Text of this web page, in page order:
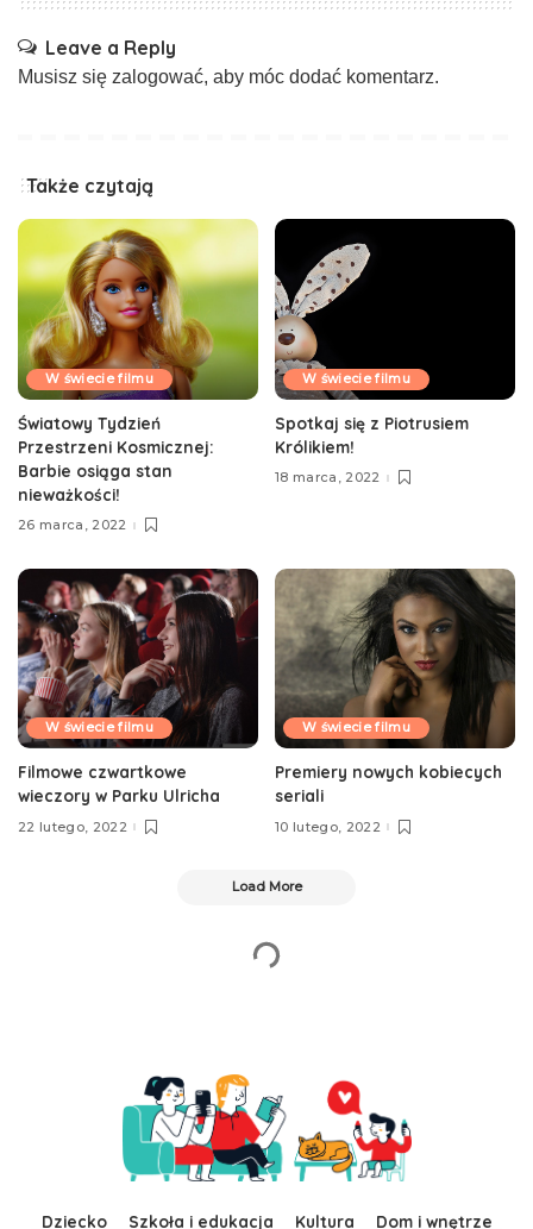
Leave a Reply
Musisz się zalogować, aby móc dodać komentarz.
Także czytają
W świecie filmu
Światowy Tydzień
Przestrzeni Kosmicznej:
Barbie osiąga stan
nieważkości!
26 marca, 2022
W świecie filmu
Spotkaj się z Piotrusiem
Królikiem!
18 marca, 2022
W świecie filmu
Filmowe czwartkowe
wieczory w Parku Ulricha
22 lutego, 2022
W świecie filmu
Premiery nowych kobiecych
seriali
10 lutego, 2022
Load More
Dziecko Szkoła i edukacja Kultura Dom i wnętrze